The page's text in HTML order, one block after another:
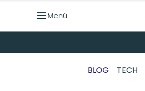
BLOG TECH
Menú